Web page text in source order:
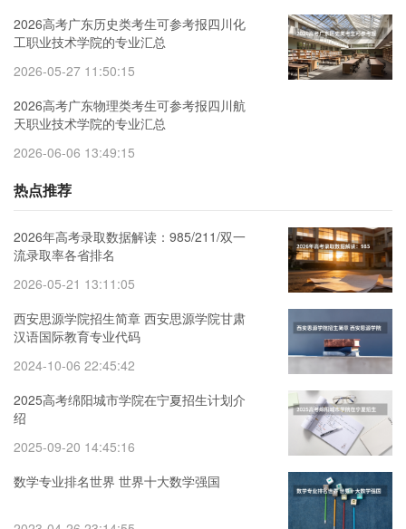
2026高考广东历史类考生可参考报四川化
工职业技术学院的专业汇总
2026-05-27 11:50:15
2026高考广东物理类考生可参考报四川航
天职业技术学院的专业汇总
2026-06-06 13:49:15
热点推荐
2026年高考录取数据解读：985/211/双一
流录取率各省排名
2026-05-21 13:11:05
西安思源学院招生简章 西安思源学院甘肃
汉语国际教育专业代码
2024-10-06 22:45:42
2025高考绵阳城市学院在宁夏招生计划介
绍
2025-09-20 14:45:16
数学专业排名世界 世界十大数学强国